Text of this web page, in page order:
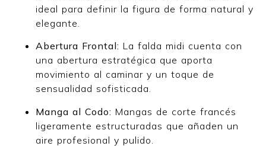
ideal para definir la figura de forma natural y
elegante.
Abertura Frontal: La falda midi cuenta con
una abertura estratégica que aporta
movimiento al caminar y un toque de
sensualidad sofisticada.
Manga al Codo: Mangas de corte francés
ligeramente estructuradas que añaden un
aire profesional y pulido.